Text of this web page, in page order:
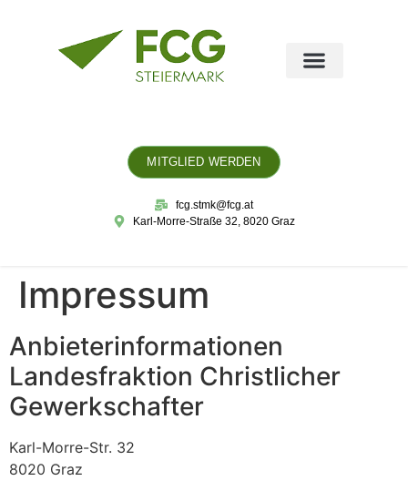
MITGLIED WERDEN
fcg.stmk@fcg.at
Karl-Morre-Straße 32, 8020 Graz
Impressum
Anbieterinformationen
Landesfraktion Christlicher
Gewerkschafter
Karl-Morre-Str. 32
8020 Graz